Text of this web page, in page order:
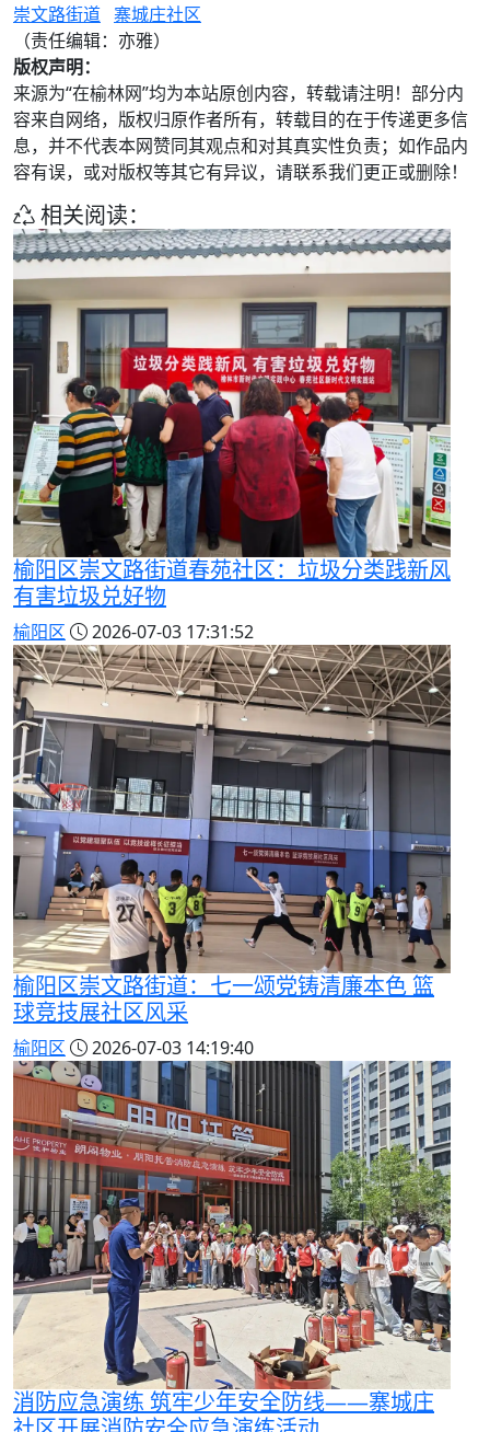
崇文路街道 寨城庄社区
（责任编辑：亦雅）
版权声明：
来源为“在榆林网”均为本站原创内容，转载请注明！部分内
容来自网络，版权归原作者所有，转载目的在于传递更多信
息，并不代表本网赞同其观点和对其真实性负责；如作品内
容有误，或对版权等其它有异议，请联系我们更正或删除！
相关阅读：
榆阳区崇文路街道春苑社区：垃圾分类践新风
有害垃圾兑好物
榆阳区 2026-07-03 17:31:52
榆阳区崇文路街道：七一颂党铸清廉本色 篮
球竞技展社区风采
榆阳区 2026-07-03 14:19:40
消防应急演练 筑牢少年安全防线——寨城庄